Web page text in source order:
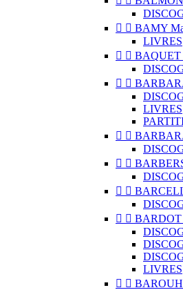
  BAMY
LIVRES
  BAQUET
 
LIVRES
 
 
 
  BARDOT
LIVRES
  BAROUH